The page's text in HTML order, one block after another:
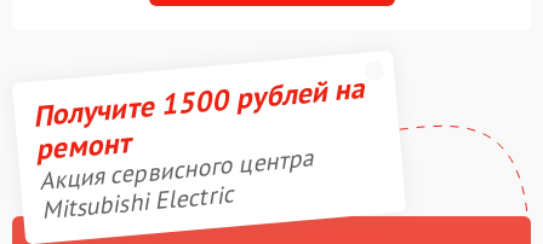
Получите 1500 рублей на
ремонт
Акция сервисного центра
Mitsubishi Electric